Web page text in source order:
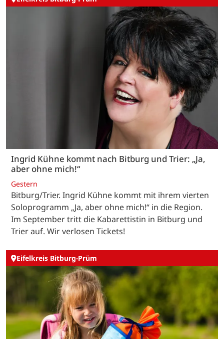
Ingrid Kühne kommt nach Bitburg und Trier: „Ja,
aber ohne mich!“
Gestern
Bitburg/Trier. Ingrid Kühne kommt mit ihrem vierten
Soloprogramm „Ja, aber ohne mich!“ in die Region.
Im September tritt die Kabarettistin in Bitburg und
Trier auf. Wir verlosen Tickets!
Eifelkreis Bitburg-Prüm